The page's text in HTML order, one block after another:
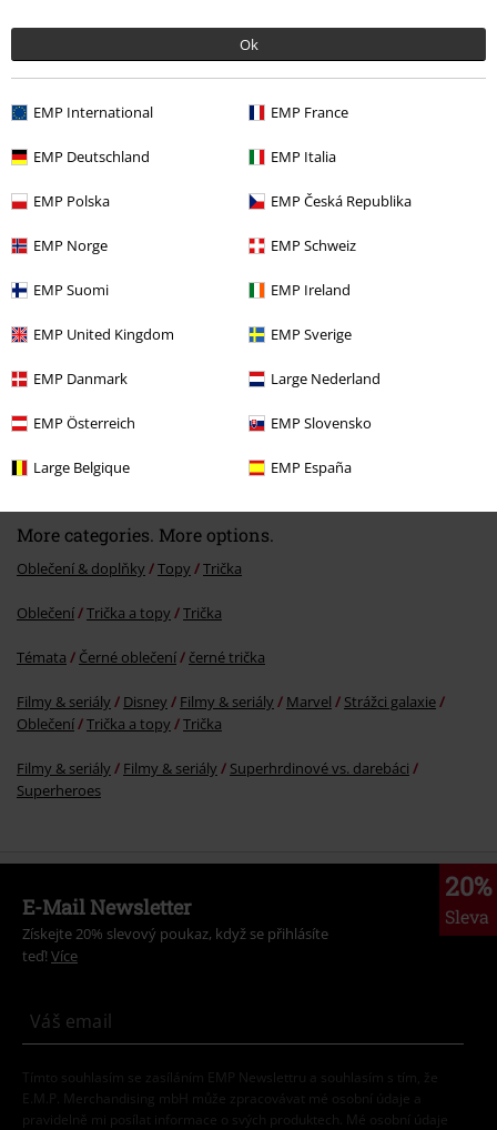
Ok
EMP International EMP France
EMP Deutschland EMP Italia
EMP Polska EMP Česká Republika
EMP Norge EMP Schweiz
EMP Suomi EMP Ireland
EMP United Kingdom EMP Sverige
EMP Danmark Large Nederland
EMP Österreich EMP Slovensko
Large Belgique EMP España
Naposledy navštívené
DMCOdKč 699,00
More categories. More options.
Oblečení & doplňky Topy Trička
Oblečení Trička a topy Trička
Témata Černé oblečení černé trička
Filmy & seriály Disney Filmy & seriály Marvel
Strážci galaxie
Oblečení
Trička a topy Trička
Filmy & seriály Filmy & seriály
Superhrdinové vs. darebáci
Superheroes
20%
Sleva
E-Mail Newsletter
Získejte 20% slevový poukaz, když se přihlásíte
teď! Více
Tímto souhlasím se zasíláním EMP Newslettru a souhlasím s tím, že
E.M.P. Merchandising mbH může zpracovávat mé osobní údaje a
pravidelně mi posílat informace o svých produktech. Mé osobní údaje